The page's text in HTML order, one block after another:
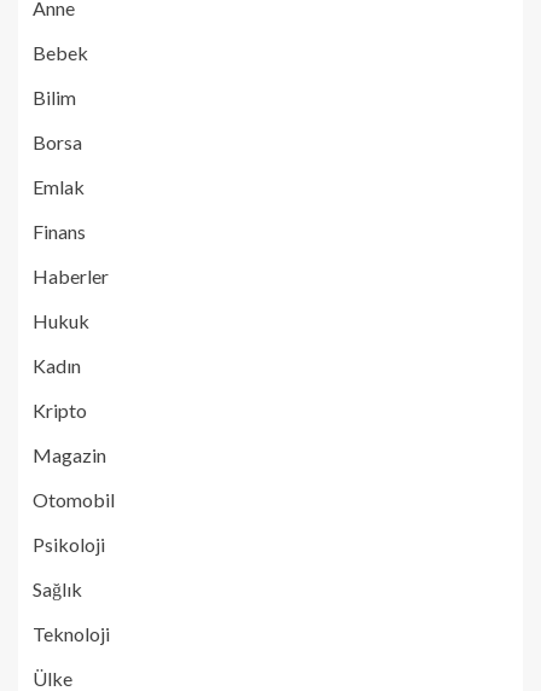
Anne
Bebek
Bilim
Borsa
Emlak
Finans
Haberler
Hukuk
Kadın
Kripto
Magazin
Otomobil
Psikoloji
Sağlık
Teknoloji
Ülke